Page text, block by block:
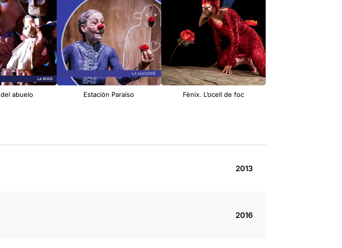
abuelo Estación Paraíso Fènix. L’ocell de foc
2013
2016